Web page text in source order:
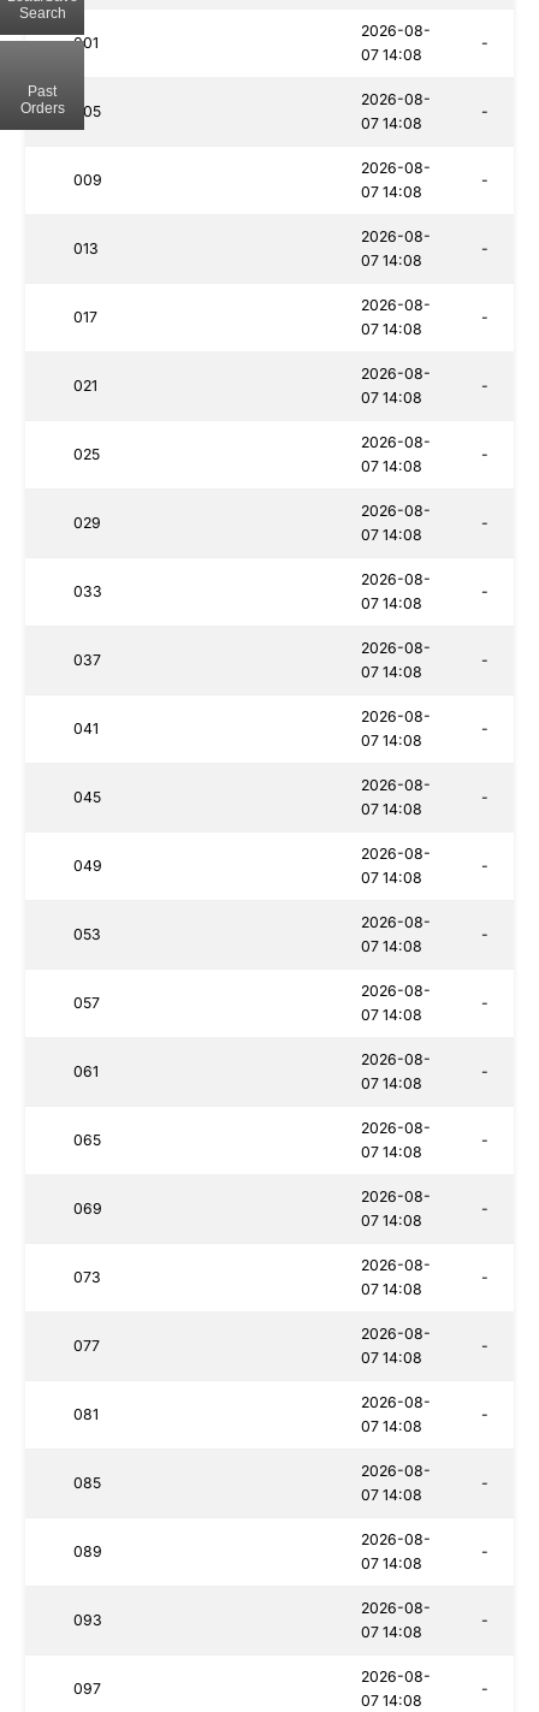
001
2026-08-
07 14:08
-
005
2026-08-
07 14:08
-
009
2026-08-
07 14:08
-
013
2026-08-
07 14:08
-
017
2026-08-
07 14:08
-
021
2026-08-
07 14:08
-
025
2026-08-
07 14:08
-
029
2026-08-
07 14:08
-
033
2026-08-
07 14:08
-
037
2026-08-
07 14:08
-
041
2026-08-
07 14:08
-
045
2026-08-
07 14:08
-
049
2026-08-
07 14:08
-
053
2026-08-
07 14:08
-
057
2026-08-
07 14:08
-
061
2026-08-
07 14:08
-
065
2026-08-
07 14:08
-
069
2026-08-
07 14:08
-
073
2026-08-
07 14:08
-
077
2026-08-
07 14:08
-
081
2026-08-
07 14:08
-
085
2026-08-
07 14:08
-
089
2026-08-
07 14:08
-
093
2026-08-
07 14:08
-
097
2026-08-
07 14:08
-
Search
Past
Orders